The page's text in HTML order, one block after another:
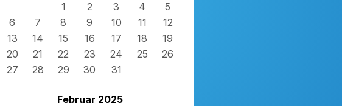
1
2 3 4
5
6
7 8 9 10 11
12
13
14 15 16 17 18
19
20
21 22 23 24 25
26
27
28 29 30 31
Februar 2025